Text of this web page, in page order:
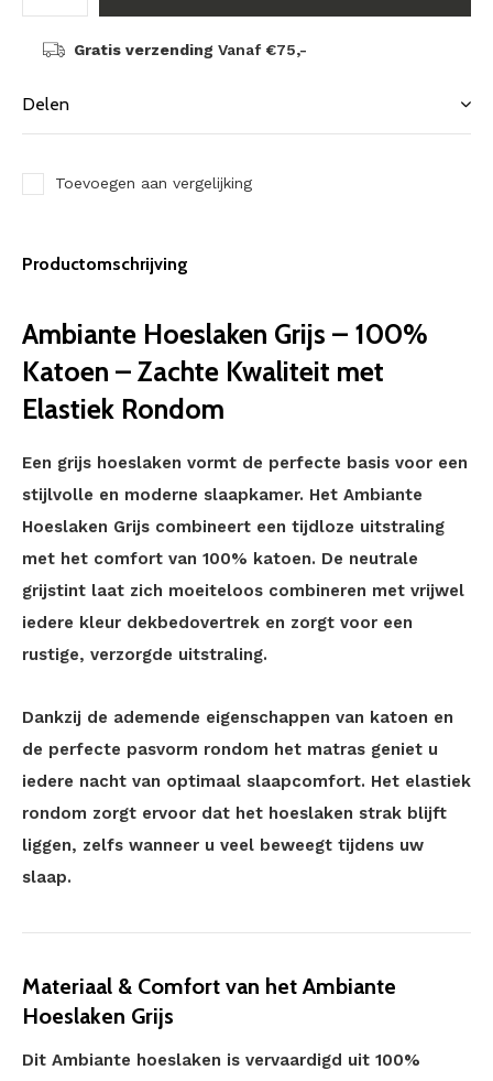
Gratis verzending Vanaf €75,-
Delen
Toevoegen aan vergelijking
Productomschrijving
Ambiante Hoeslaken Grijs – 100%
Katoen – Zachte Kwaliteit met
Elastiek Rondom
Een grijs hoeslaken vormt de perfecte basis voor een
stijlvolle en moderne slaapkamer. Het Ambiante
Hoeslaken Grijs combineert een tijdloze uitstraling
met het comfort van 100% katoen. De neutrale
grijstint laat zich moeiteloos combineren met vrijwel
iedere kleur dekbedovertrek en zorgt voor een
rustige, verzorgde uitstraling.
Dankzij de ademende eigenschappen van katoen en
de perfecte pasvorm rondom het matras geniet u
iedere nacht van optimaal slaapcomfort. Het elastiek
rondom zorgt ervoor dat het hoeslaken strak blijft
liggen, zelfs wanneer u veel beweegt tijdens uw
slaap.
Materiaal & Comfort van het Ambiante
Hoeslaken Grijs
Dit Ambiante hoeslaken is vervaardigd uit 100%